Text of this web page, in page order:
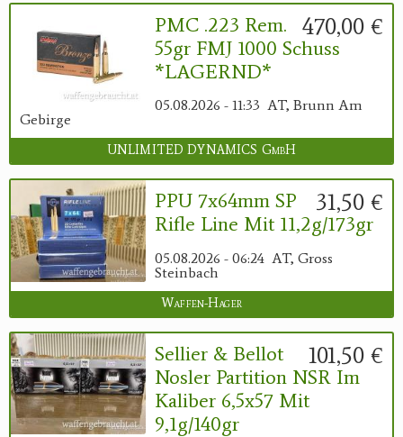
470,00 €
PMC .223 Rem.
55gr FMJ 1000 Schuss
*LAGERND*
05.08.2026 - 11:33 AT, Brunn Am
Gebirge
UNLIMITED DYNAMICS GmbH
31,50 €
PPU 7x64mm SP
Rifle Line Mit 11,2g/173gr
05.08.2026 - 06:24 AT, Gross
Steinbach
Waffen-Hager
101,50 €
Sellier & Bellot
Nosler Partition NSR Im
Kaliber 6,5x57 Mit
9,1g/140gr